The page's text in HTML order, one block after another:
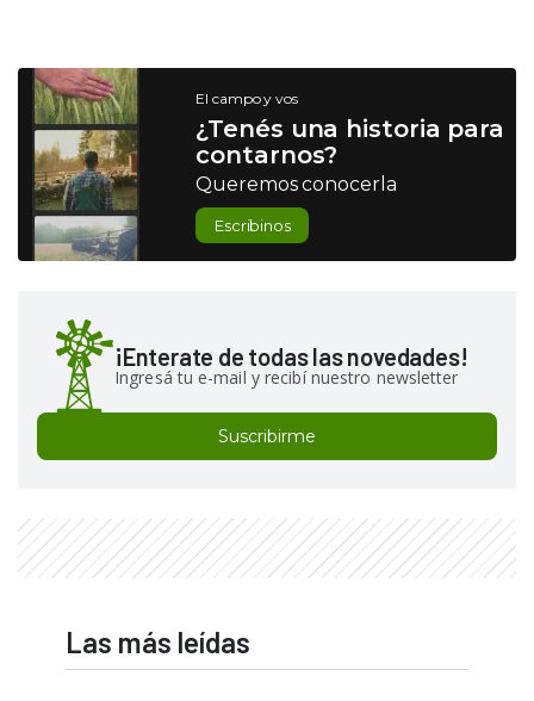
El campo y vos
¿Tenés una historia para
contarnos?
Queremos conocerla
Escribinos
¡Enterate de todas las novedades!
Ingresá tu e-mail y recibí nuestro newsletter
Suscribirme
Las más leídas